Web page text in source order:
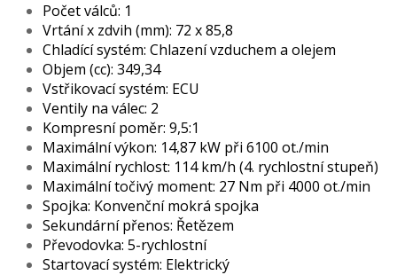
Počet válců: 1
Vrtání x zdvih (mm): 72 x 85,8
Chladící systém: Chlazení vzduchem a olejem
Objem (cc): 349,34
Vstřikovací systém: ECU
Ventily na válec: 2
Kompresní poměr: 9,5:1
Maximální výkon: 14,87 kW při 6100 ot./min
Maximální rychlost: 114 km/h (4. rychlostní stupeň)
Maximální točivý moment: 27 Nm při 4000 ot./min
Spojka: Konvenční mokrá spojka
Sekundární přenos: Řetězem
Převodovka: 5-rychlostní
Startovací systém: Elektrický